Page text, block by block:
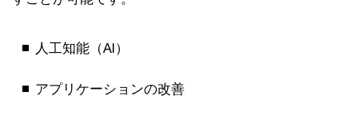
人工知能（AI）
アプリケーションの改善